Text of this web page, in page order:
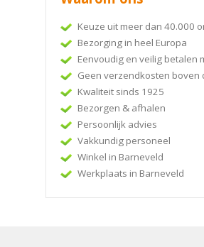
Keuze uit meer dan 40.000
Bezorging in heel Europa
Eenvoudig en veilig betalen
Geen verzendkosten boven
Kwaliteit sinds 1925
Bezorgen & afhalen
Persoonlijk advies
Vakkundig personeel
Winkel in Barneveld
Werkplaats in Barneveld